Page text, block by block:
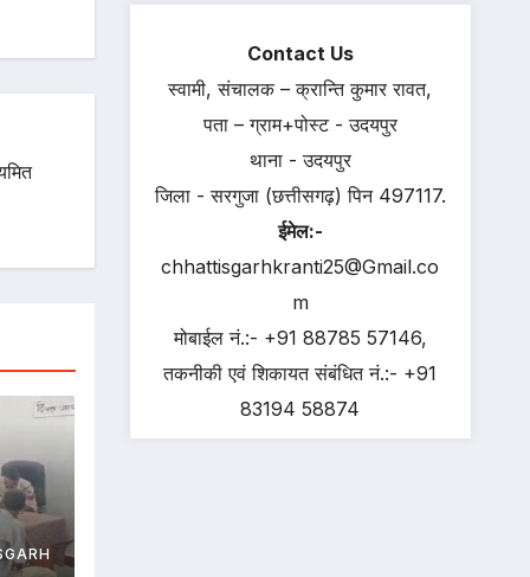
4
Contact Us
स्वामी, संचालक – क्रान्ति कुमार रावत,
पता – ग्राम+पोस्ट - उदयपुर
थाना - उदयपुर
जिला - सरगुजा (छत्तीसगढ़) पिन 497117.
ईमेल:-
chhattisgarhkranti25@Gmail.co
m
मोबाईल नं.:- +91 88785 57146,
तकनीकी एवं शिकायत संबंधित नं.:- +91
83194 58874